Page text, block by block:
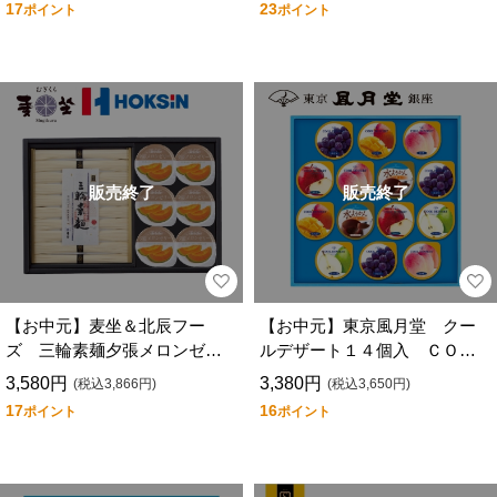
17ポイント 23ポイント
販売終了
【お中元】麦坐＆北辰フー
ズ 三輪素麺夕張メロンゼリ
ー詰合せ ＤＹＭ－３０Ｔ
3,580円 (税込3,866円)
17ポイント
販売終了
【お中元】東京風月堂 クー
ルデザート１４個入 ＣＯ－
ＬＬ
3,380円 (税込3,650円)
16ポイント